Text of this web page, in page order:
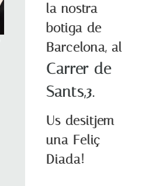
la nostra
botiga de
Barcelona, al
Carrer de
Sants,3.
Us desitjem
una Feliç
Diada!